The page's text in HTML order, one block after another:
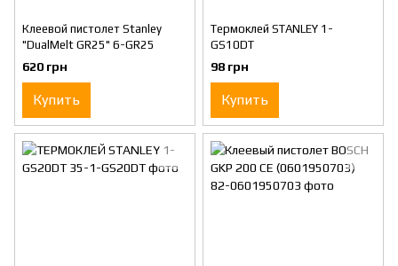
Клеевой пистолет Stanley
"DualMelt GR25" 6-GR25
620 грн
Купить
Термоклей STANLEY 1-
GS10DT
98 грн
Купить